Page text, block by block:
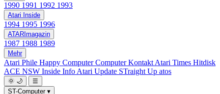
1990 1991 1992 1993
Atari Inside
1994 1995 1996
ATARImagazin
1987 1988 1989
Mehr
Atari Phile Happy ComputerComputer Kontakt Atari Times Hitdisk
ACE NSW Inside Info Atari Update STraight Up atos
🌞 🌙
☰
ST-Computer ▾